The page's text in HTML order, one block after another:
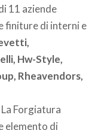
11 aziende
finiture di interni e
Hw-Style,
Rheavendors,
La Forgiatura
elemento di